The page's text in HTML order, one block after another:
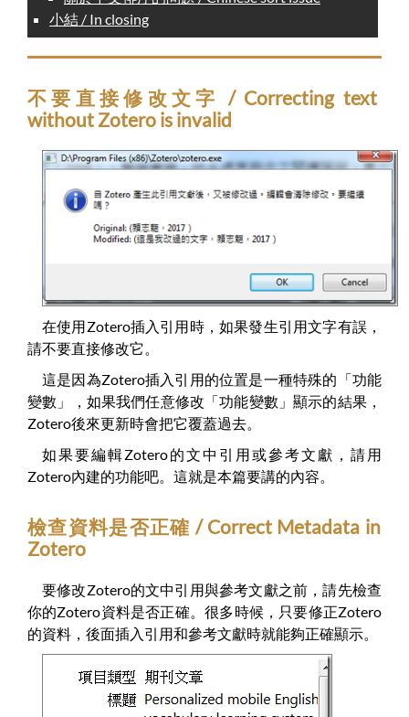
小結 / In closing
不要直接修改文字 / Correcting text
without Zotero is invalid
在使用Zotero插入引用時，如果發生引用文字有誤，
請不要直接修改它。
這是因為Zotero插入引用的位置是一種特殊的「功能
變數」，如果我們任意修改「功能變數」顯示的結果，
Zotero後來更新時會把它覆蓋過去。
如果要編輯Zotero的文中引用或參考文獻，請用
Zotero內建的功能吧。這就是本篇要講的內容。
檢查資料是否正確 / Correct Metadata in
Zotero
要修改Zotero的文中引用與參考文獻之前，請先檢查
你的Zotero資料是否正確。很多時候，只要修正Zotero
的資料，後面插入引用和參考文獻時就能夠正確顯示。